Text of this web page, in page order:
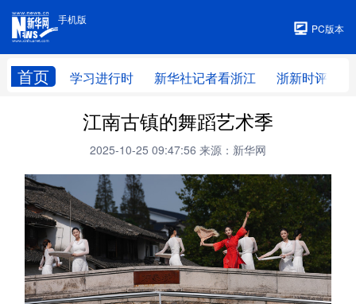
手机版
PC版本
首页 学习进行时 新华社记者看浙江 浙新时评
手机版
江南古镇的舞蹈艺术季
2025-10-25 09:47:56 来源：新华网